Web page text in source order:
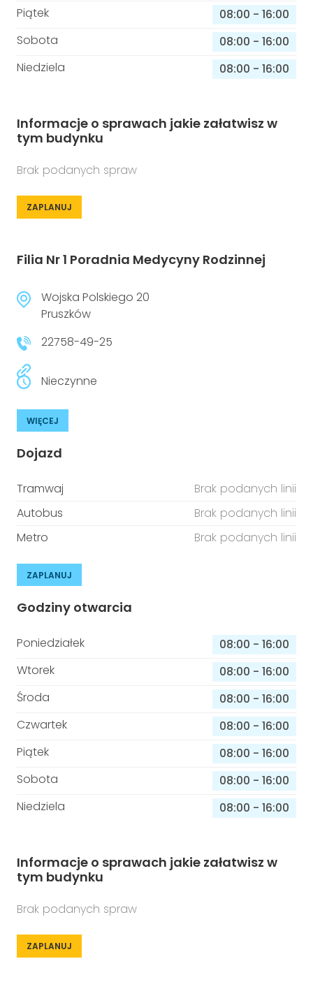
Piątek
08:00 - 16:00
Sobota
08:00 - 16:00
Niedziela
08:00 - 16:00
Informacje o sprawach jakie załatwisz w
tym budynku
Brak podanych spraw
ZAPLANUJ
Filia Nr 1 Poradnia Medycyny Rodzinnej
Wojska Polskiego 20
Pruszków
22758-49-25
Nieczynne
WIĘCEJ
Dojazd
Tramwaj
Brak podanych linii
Autobus
Brak podanych linii
Metro
Brak podanych linii
ZAPLANUJ
Godziny otwarcia
Poniedziałek 08:00 - 16:00
Wtorek
08:00 - 16:00
Środa
08:00 - 16:00
Czwartek
08:00 - 16:00
Piątek
08:00 - 16:00
Sobota
08:00 - 16:00
Niedziela
08:00 - 16:00
Informacje o sprawach jakie załatwisz w
tym budynku
Brak podanych spraw
ZAPLANUJ